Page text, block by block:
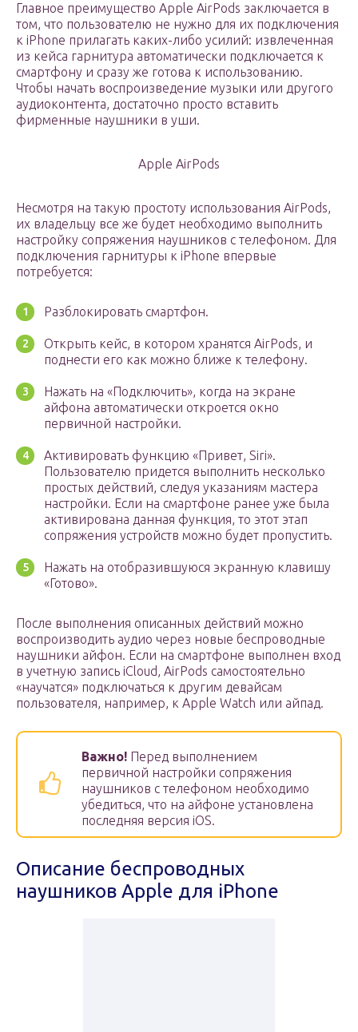
Главное преимущество Apple AirPods заключается в
том, что пользователю не нужно для их подключения
к iPhone прилагать каких-либо усилий: извлеченная
из кейса гарнитура автоматически подключается к
смартфону и сразу же готова к использованию.
Чтобы начать воспроизведение музыки или другого
аудиоконтента, достаточно просто вставить
фирменные наушники в уши.
Apple AirPods
Несмотря на такую простоту использования AirPods,
их владельцу все же будет необходимо выполнить
настройку сопряжения наушников с телефоном. Для
подключения гарнитуры к iPhone впервые
потребуется:
Разблокировать смартфон.
Открыть кейс, в котором хранятся AirPods, и
поднести его как можно ближе к телефону.
Нажать на «Подключить», когда на экране
айфона автоматически откроется окно
первичной настройки.
Активировать функцию «Привет, Siri».
Пользователю придется выполнить несколько
простых действий, следуя указаниям мастера
настройки. Если на смартфоне ранее уже была
активирована данная функция, то этот этап
сопряжения устройств можно будет пропустить.
Нажать на отобразившуюся экранную клавишу
«Готово».
После выполнения описанных действий можно
воспроизводить аудио через новые беспроводные
наушники айфон. Если на смартфоне выполнен вход
в учетную запись iCloud, AirPods самостоятельно
«научатся» подключаться к другим девайсам
пользователя, например, к Apple Watch или айпад.
Важно! Перед выполнением
первичной настройки сопряжения
наушников с телефоном необходимо
убедиться, что на айфоне установлена
последняя версия iOS.
Описание беспроводных
наушников Apple для iPhone